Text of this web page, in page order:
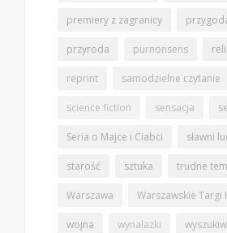
premiery z zagranicy
przyroda purnonsens
reprint samodzielne czytanie
science fiction sensacja
Seria o Majce i Ciabci sławni
starość sztuka trudne
Warszawa Warszawskie Targi
wojna wynalazki